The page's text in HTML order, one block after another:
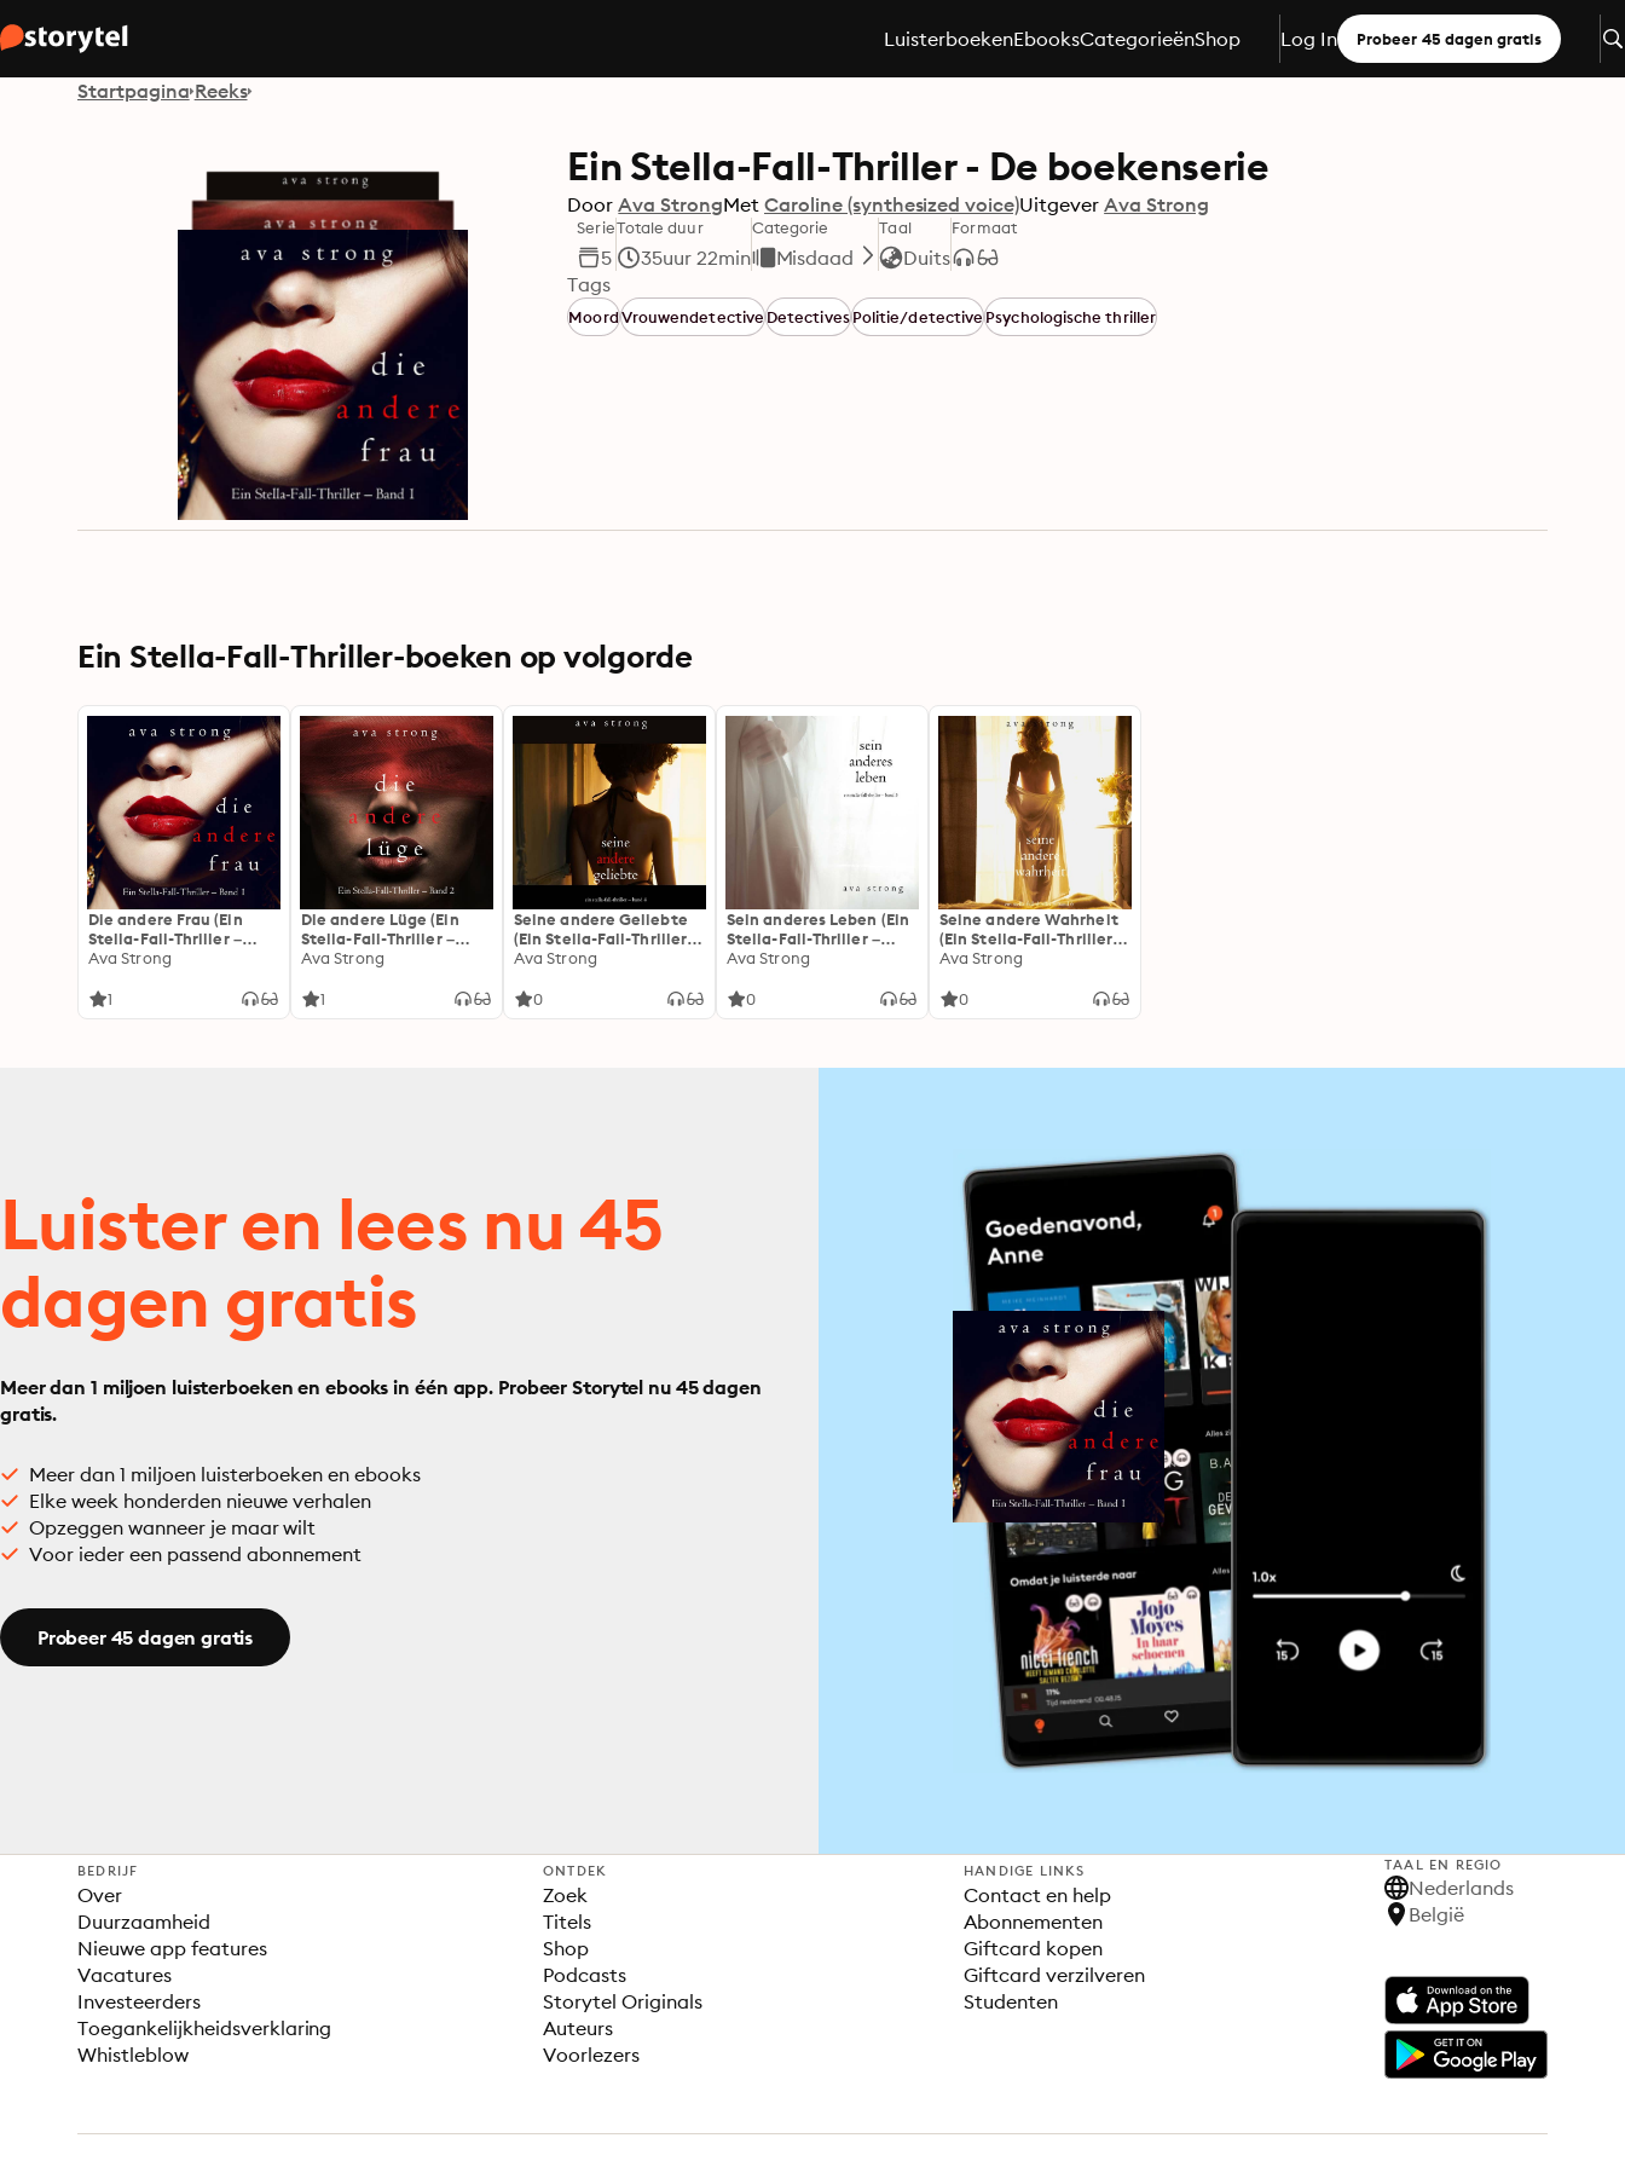
LuisterboekenEbooksCategorieënShop Log In Probeer 45 dagen gratis
Startpagina Reeks
Ein Stella-Fall-Thriller - De boekenserie
Door Ava StrongMet Caroline (synthesized voice)Uitgever Ava Strong
Serie
5
Totale duur
35uur 22min
Categorie
Misdaad
Taal
Duits
Formaat
Tags
MoordVrouwendetectiveDetectivesPolitie/detectivePsychologische thriller
Ein Stella-Fall-Thriller-boeken op volgorde
Die andere Frau (Ein
Stella-Fall-Thriller –
Band 1)
Ava Strong
1
Die andere Lüge (Ein
Stella-Fall-Thriller –
Band 2)
Ava Strong
1
Seine andere Geliebte
(Ein Stella-Fall-Thriller –
Band 4)
Ava Strong
0
Sein anderes Leben (Ein
Stella-Fall-Thriller –
Band 5)
Ava Strong
0
Seine andere Wahrheit
(Ein Stella-Fall-Thriller –
Band 6)
Ava Strong
0
Luister en lees nu 45
dagen gratis
Meer dan 1 miljoen luisterboeken en ebooks in één app. Probeer Storytel nu 45 dagen
gratis.
Meer dan 1 miljoen luisterboeken en ebooks
Elke week honderden nieuwe verhalen
Opzeggen wanneer je maar wilt
Voor ieder een passend abonnement
Probeer 45 dagen gratis
BEDRIJF
Over
Duurzaamheid
Nieuwe app features
Vacatures
Investeerders
Toegankelijkheidsverklaring
Whistleblow
ONTDEK
Zoek
Titels
Shop
Podcasts
Storytel Originals
Auteurs
Voorlezers
HANDIGE LINKS
Contact en help
Abonnementen
Giftcard kopen
Giftcard verzilveren
Studenten
TAAL EN REGIO
Nederlands
België